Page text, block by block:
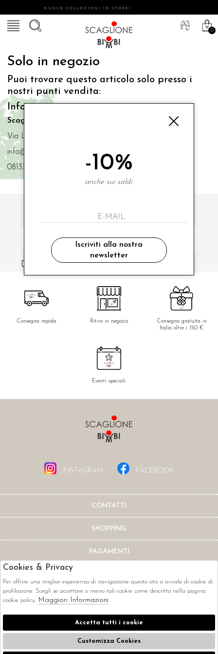
NUOVE COLLEZIONI IN STORE!
0
Solo in negozio
Puoi trovare questo articolo solo presso i
nostri punti vendita:
Info contatti
Scaglione Bimbi di Iacono Maria Angela
Via Luigi Mazzella,73 80077 Ischia
info@scaglionebimbi.com
0813331162
ISCRIVITI ALLA NOSTRA NEWSLETTER
ho letto ed accettato le condizioni sulla privacy.
Consegna rapida Ritiro in negozio
Consegna gratuita in
Italia oltre i 150 €
Eventi speciali
INSTAGRAM FACEBOOK
CONTATTI
SHOPPING
PAGAMENTI
CORRIERI
-10%
anche sui saldi.
Iscriviti alla nostra
newsletter
Cookies & Privacy
Per offrire una miglior esperienza di navigazione questo sito si avvale di cookie di
profilazione. Scegli se accettare o meno tali cookie come descritto nella pagina
cookie policy. Maggiori Informazioni
Accetta tutti i cookie
Customizza Cookies